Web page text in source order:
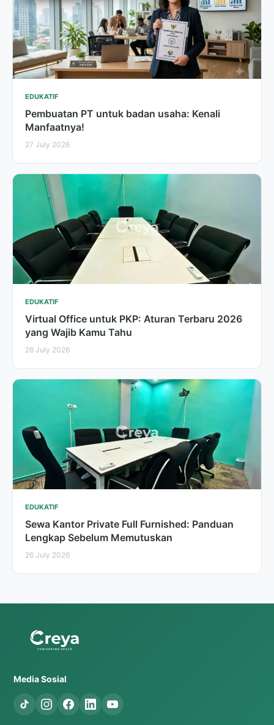
EDUKATIF
Pembuatan PT untuk badan usaha: Kenali
Manfaatnya!
27 July 2026
EDUKATIF
Virtual Office untuk PKP: Aturan Terbaru 2026
yang Wajib Kamu Tahu
26 July 2026
EDUKATIF
Sewa Kantor Private Full Furnished: Panduan
Lengkap Sebelum Memutuskan
26 July 2026
Media Sosial